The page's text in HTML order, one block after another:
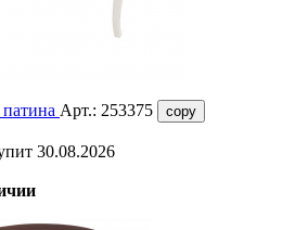
Арт.: 253375 copy
30.08.2026